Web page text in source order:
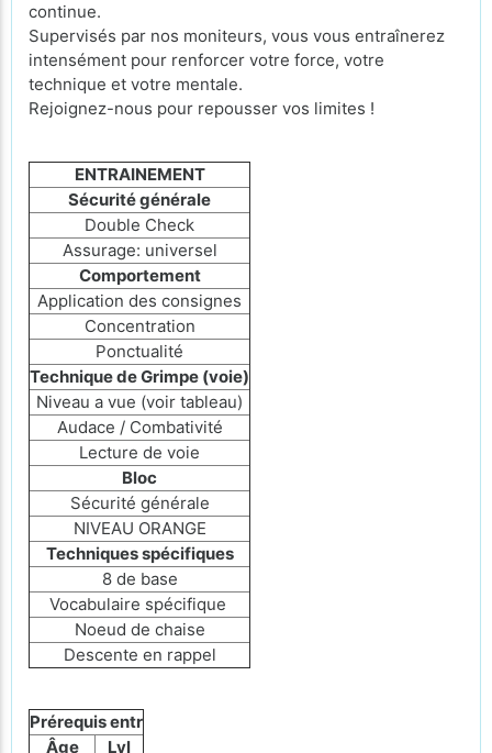
continue.
Supervisés par nos moniteurs, vous vous entraînerez
intensément pour renforcer votre force, votre
technique et votre mentale.
Rejoignez-nous pour repousser vos limites !
ENTRAINEMENT
Sécurité générale
Double Check
Assurage: universel
Comportement
Application des consignes
Concentration
Ponctualité
Technique de Grimpe (voie)
Niveau a vue (voir tableau)
Audace / Combativité
Lecture de voie
Bloc
Sécurité générale
NIVEAU ORANGE
Techniques spécifiques
8 de base
Vocabulaire spécifique
Noeud de chaise
Descente en rappel
Prérequis entr
Âge
Lvl